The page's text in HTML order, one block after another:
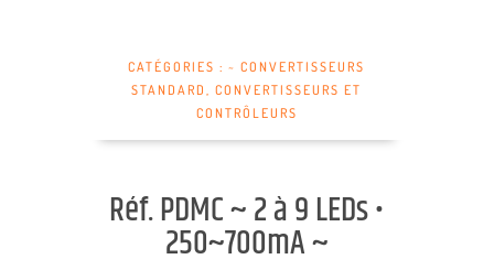
CATÉGORIES :~ CONVERTISSEURS
STANDARD,CONVERTISSEURS ET
CONTRÔLEURS
Réf. PDMC ~ 2 à 9 LEDs •
250~700mA ~